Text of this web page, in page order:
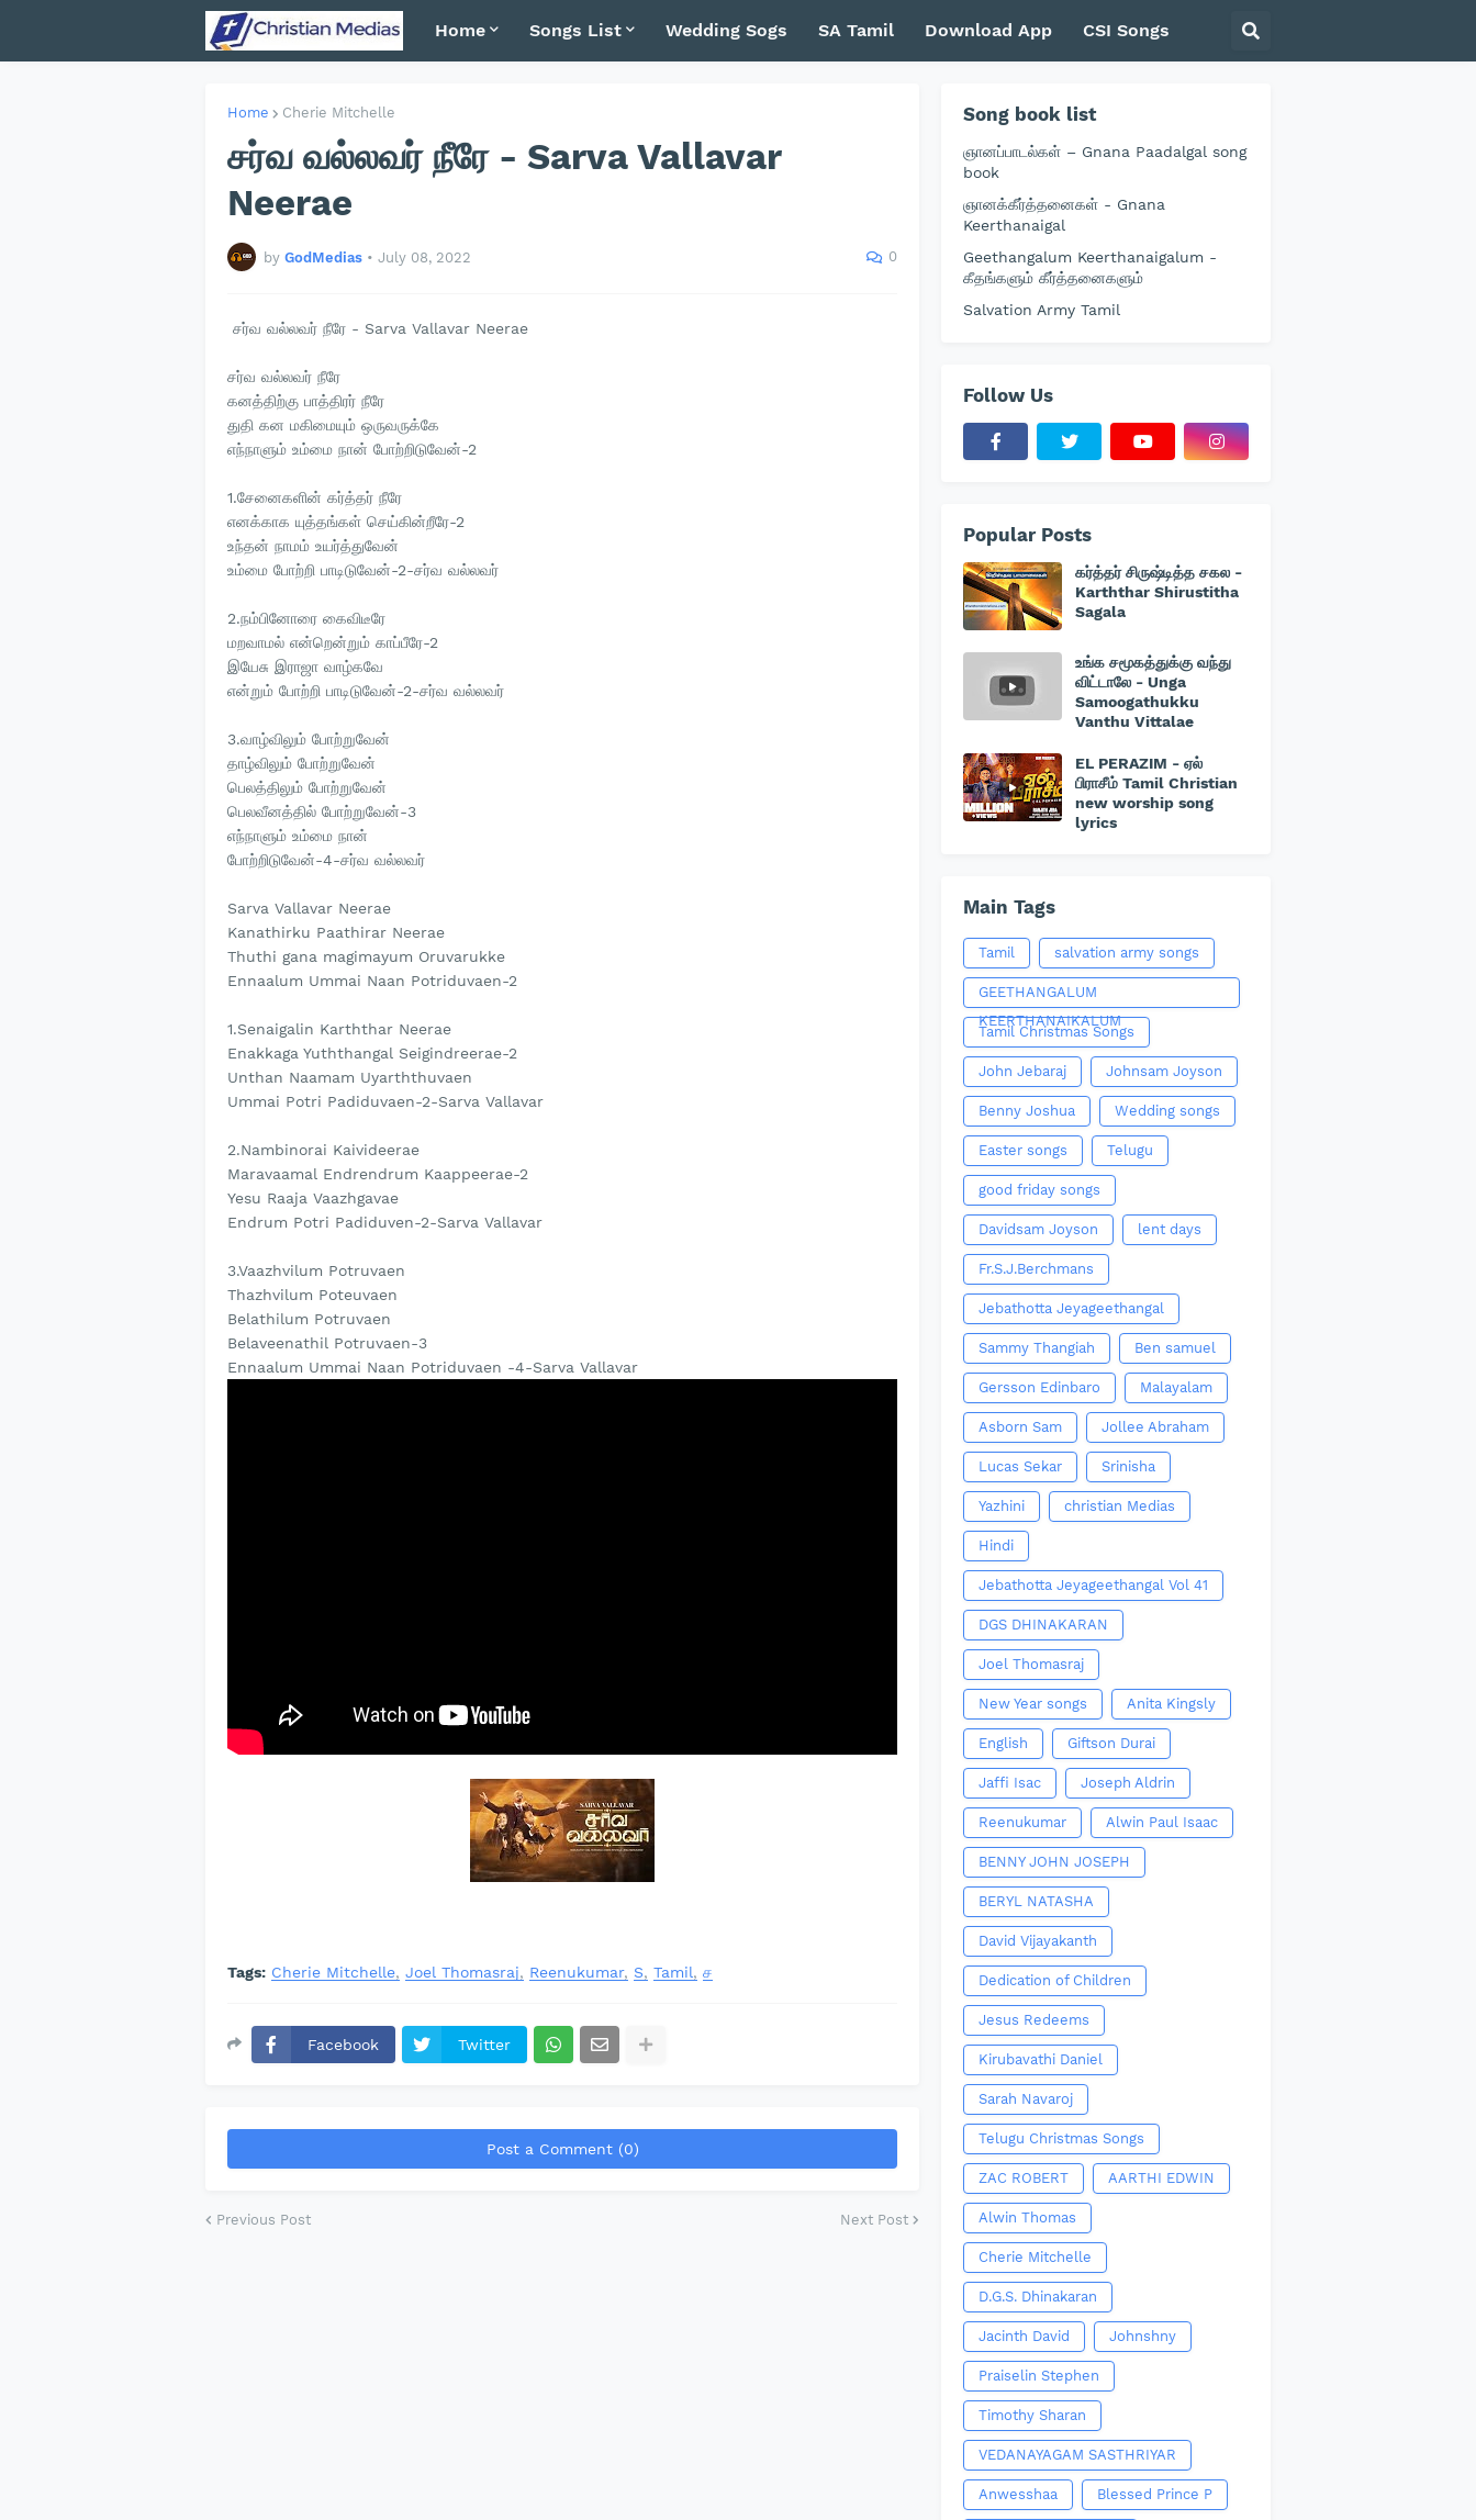
Home Songs List Wedding Sogs SA Tamil Download App CSI Songs
Home Cherie Mitchelle
சர்வ வல்லவர் நீரே - Sarva Vallavar
Neerae
by GodMedias • July 08, 2022 0
சர்வ வல்லவர் நீரே - Sarva Vallavar Neerae
சர்வ வல்லவர் நீரே
கனத்திற்கு பாத்திரர் நீரே
துதி கன மகிமையும் ஒருவருக்கே
எந்நாளும் உம்மை நான் போற்றிடுவேன்-2
1.சேனைகளின் கர்த்தர் நீரே
எனக்காக யுத்தங்கள் செய்கின்றீரே-2
உந்தன் நாமம் உயர்த்துவேன்
உம்மை போற்றி பாடிடுவேன்-2-சர்வ வல்லவர்
2.நம்பினோரை கைவிடீரே
மறவாமல் என்றென்றும் காப்பீரே-2
இயேசு இராஜா வாழ்கவே
என்றும் போற்றி பாடிடுவேன்-2-சர்வ வல்லவர்
3.வாழ்விலும் போற்றுவேன்
தாழ்விலும் போற்றுவேன்
பெலத்திலும் போற்றுவேன்
பெலவீனத்தில் போற்றுவேன்-3
எந்நாளும் உம்மை நான்
போற்றிடுவேன்-4-சர்வ வல்லவர்
Sarva Vallavar Neerae
Kanathirku Paathirar Neerae
Thuthi gana magimayum Oruvarukke
Ennaalum Ummai Naan Potriduvaen-2
1.Senaigalin Karththar Neerae
Enakkaga Yuththangal Seigindreerae-2
Unthan Naamam Uyarththuvaen
Ummai Potri Padiduvaen-2-Sarva Vallavar
2.Nambinorai Kaivideerae
Maravaamal Endrendrum Kaappeerae-2
Yesu Raaja Vaazhgavae
Endrum Potri Padiduven-2-Sarva Vallavar
3.Vaazhvilum Potruvaen
Thazhvilum Poteuvaen
Belathilum Potruvaen
Belaveenathil Potruvaen-3
Ennaalum Ummai Naan Potriduvaen -4-Sarva Vallavar
Tags: Cherie Mitchelle Joel Thomasraj Reenukumar S Tamil ச
Facebook Twitter
Post a Comment (0)
Previous Post Next Post
Song book list
ஞானப்பாடல்கள் – Gnana Paadalgal song
book
ஞானக்கீர்த்தனைகள் - Gnana
Keerthanaigal
Geethangalum Keerthanaigalum -
கீதங்களும் கீர்த்தனைகளும்
Salvation Army Tamil
Follow Us
Popular Posts
கர்த்தர் சிருஷ்டித்த சகல -
Karththar Shirustitha
Sagala
உங்க சமூகத்துக்கு வந்து
விட்டாலே - Unga
Samoogathukku
Vanthu Vittalae
EL PERAZIM - ஏல்
பிராசீம் Tamil Christian
new worship song
lyrics
Main Tags
Tamil salvation army songs
GEETHANGALUM
KEERTHANAIKALUM
Tamil Christmas Songs
John Jebaraj Johnsam Joyson
Benny Joshua Wedding songs
Easter songs Telugu
good friday songs
Davidsam Joyson lent days
Fr.S.J.Berchmans
Jebathotta Jeyageethangal
Sammy Thangiah Ben samuel
Gersson Edinbaro Malayalam
Asborn Sam Jollee Abraham
Lucas Sekar Srinisha
Yazhini christian Medias
Hindi
Jebathotta Jeyageethangal Vol 41
DGS DHINAKARAN
Joel Thomasraj
New Year songs Anita Kingsly
English Giftson Durai
Jaffi Isac Joseph Aldrin
Reenukumar Alwin Paul Isaac
BENNY JOHN JOSEPH
BERYL NATASHA
David Vijayakanth
Dedication of Children
Jesus Redeems
Kirubavathi Daniel
Sarah Navaroj
Telugu Christmas Songs
ZAC ROBERT AARTHI EDWIN
Alwin Thomas
Cherie Mitchelle
D.G.S. Dhinakaran
Jacinth David Johnshny
Praiselin Stephen
Timothy Sharan
VEDANAYAGAM SASTHRIYAR
Anwesshaa Blessed Prince P